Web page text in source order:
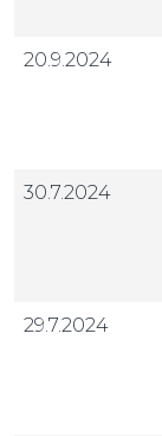
20.9.2024
30.7.2024
29.7.2024